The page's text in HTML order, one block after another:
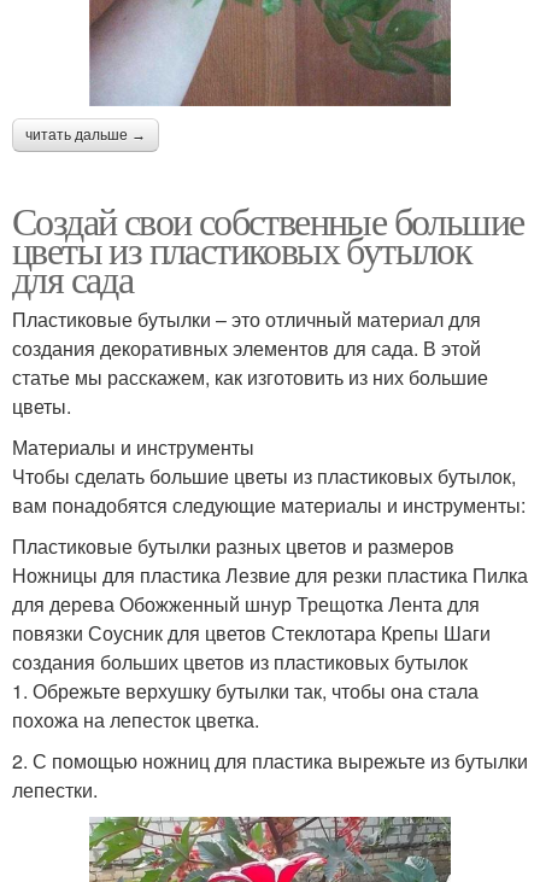
читать дальше →
Создай свои собственные большие
цветы из пластиковых бутылок
для сада
Пластиковые бутылки – это отличный материал для
создания декоративных элементов для сада. В этой
статье мы расскажем, как изготовить из них большие
цветы.
Материалы и инструменты
Чтобы сделать большие цветы из пластиковых бутылок,
вам понадобятся следующие материалы и инструменты:
Пластиковые бутылки разных цветов и размеров
Ножницы для пластика Лезвие для резки пластика Пилка
для дерева Обожженный шнур Трещотка Лента для
повязки Соусник для цветов Стеклотара Крепы Шаги
создания больших цветов из пластиковых бутылок
1. Обрежьте верхушку бутылки так, чтобы она стала
похожа на лепесток цветка.
2. С помощью ножниц для пластика вырежьте из бутылки
лепестки.